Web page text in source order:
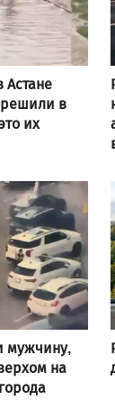
в
их
мужчину,
на